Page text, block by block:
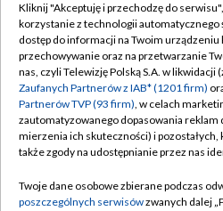
TVP
Abonament TVP
Emisja w TVP
Centrum informacji TVP
Naziemna Telewizja Cyfrowa
Rada Programowa
Polityka
Moje
Kliknij "Akceptuję i przechodzę do
korzystanie z technologii automatycznego
dostęp do informacji na Twoim urządzeniu
przechowywanie oraz na przetwarzanie
nas, czyli Telewizję Polską S.A. w likwidacji
Zaufanych Partnerów z IAB* (1201 firm)
Partnerów TVP (93 firm), w celach
zautomatyzowanego dopasowania reklam
mierzenia ich skuteczności) i
także zgody na udostępnianie przez nas
Twoje dane osobowe zbierane podczas
poszczególnych serwisówzwanych dalej